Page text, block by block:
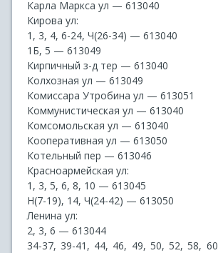
Карла Маркса ул — 613040
Кирова ул:
1, 3, 4, 6-24, Ч(26-34) — 613040
1Б, 5 — 613049
Кирпичный з-д тер — 613040
Колхозная ул — 613049
Комиссара Утробина ул — 613051
Коммунистическая ул — 613040
Комсомольская ул — 613040
Кооперативная ул — 613050
Котельный пер — 613046
Красноармейская ул:
1, 3, 5, 6, 8, 10 — 613045
Н(7-19), 14, Ч(24-42) — 613050
Ленина ул:
2, 3, 6 — 613044
34-37, 39-41, 44, 46, 49, 50, 52, 58, 60